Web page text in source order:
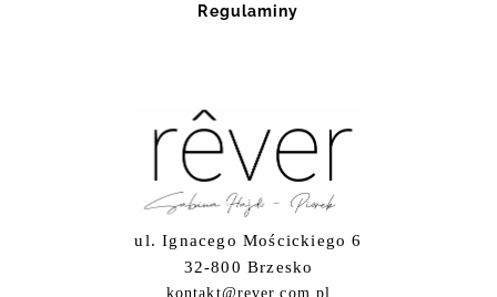
Regulaminy
ul. Ignacego Mościckiego 6
32-800 Brzesko
kontakt@rever.com.pl